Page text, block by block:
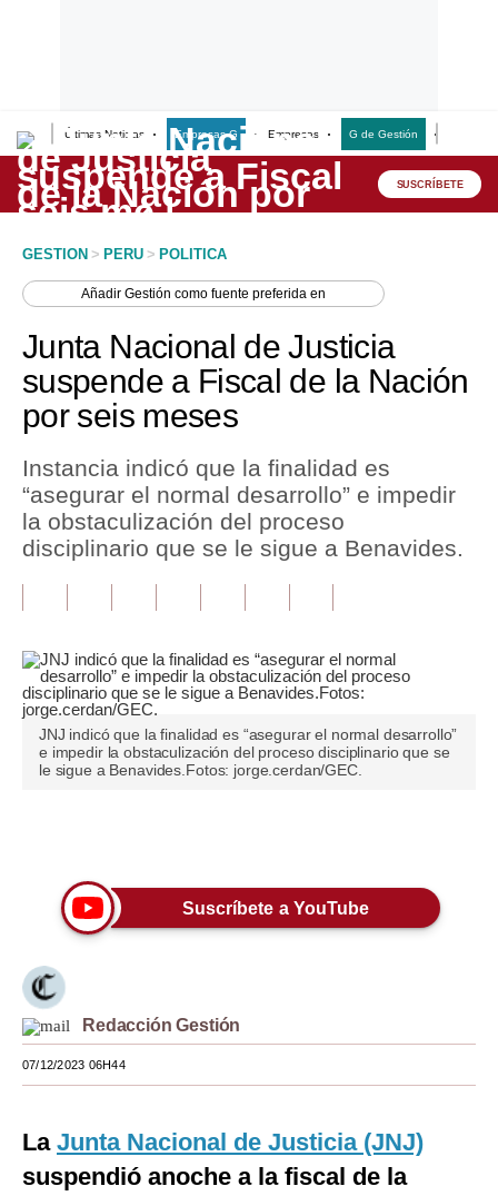
Últimas Noticias Empresas G Empresas G de Gestión
Lo último
Peru Quiosco
Economía
Mercados
Política
Tu Dinero
Finanzas Personales
Plus G
Opinión
Editorial
Tendencias
Lujo
Viajes
Moda
Estilos
SUSCRÍBETE
GESTION > PERU > POLITICA
AñadirGestión como fuente preferida en
Junta Nacional de Justicia
suspende a Fiscal de la Nación
por seis meses
Instancia indicó que la finalidad es
“asegurar el normal desarrollo” e impedir
la obstaculización del proceso
disciplinario que se le sigue a Benavides.
JNJ indicó que la finalidad es “asegurar el normal desarrollo”
e impedir la obstaculización del proceso disciplinario que se
le sigue a Benavides.Fotos: jorge.cerdan/GEC.
Suscríbete a YouTube
Redacción Gestión
07/12/2023 06H44
La Junta Nacional de Justicia (JNJ)
suspendió anoche a la fiscal de la